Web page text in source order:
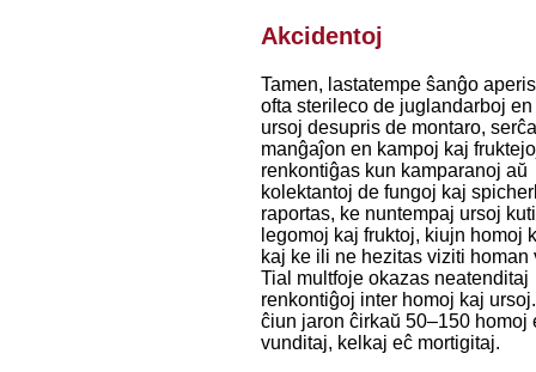
Akcidentoj
Tamen, lastatempe ŝanĝo
ofta sterileco de juglandarboj
ursoj desupris de montaro,
manĝaĵon en kampoj kaj
renkontiĝas kun kamparanoj aŭ
kolektantoj de fungoj kaj
raportas, ke nuntempaj ursoj
legomoj kaj fruktoj, kiujn homoj
kaj ke ili ne hezitas viziti homan
Tial multfoje okazas neatenditaj
renkontiĝoj inter homoj kaj
ĉiun jaron ĉirkaŭ 50–150 homoj
vunditaj, kelkaj eĉ mortigitaj.